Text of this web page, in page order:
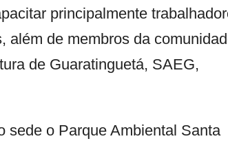
principalmente
além de membros da
de Guaratinguetá, SAEG,
sede o Parque Ambiental Santa